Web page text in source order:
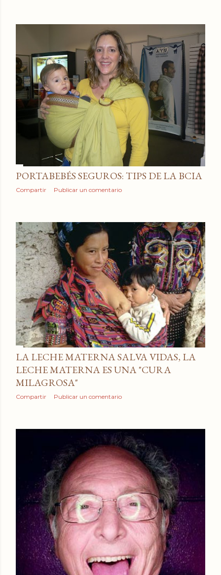
PORTABEBÉS SEGUROS: TIPS DE LA BCIA
Compartir Publicar un comentario
LA LECHE MATERNA SALVA VIDAS, LA
LECHE MATERNA ES UNA "CURA
MILAGROSA"
Compartir Publicar un comentario